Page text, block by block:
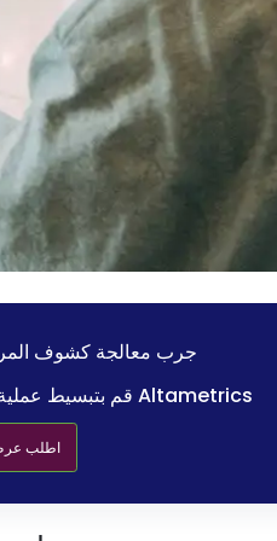
جرب معالجة كشوف
قم بتبسيط عملية كشوف المرتبات الخاصة بك مع Altametrics
اطلب